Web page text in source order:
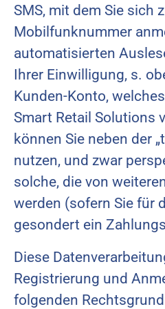
SMS, mit dem Sie sich
Mobilfunknummer
automatisierten
Ihrer Einwilligung, s.
Kunden-Konto,
Smart Retail Solutions
können Sie neben der
nutzen, und zwar
solche, die von
werden (sofern Sie für
gesondert ein
Diese
Registrierung und
folgenden